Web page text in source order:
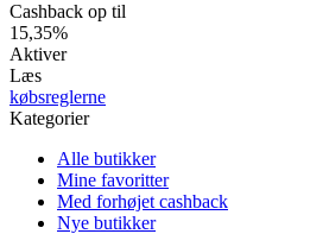
Cashback op til
15,35%
Aktiver
Læs
købsreglerne
Kategorier
Alle butikker
Mine favoritter
Med forhøjet cashback
Nye butikker